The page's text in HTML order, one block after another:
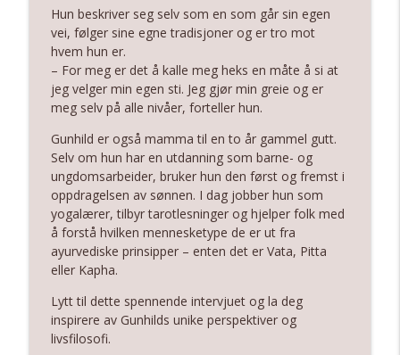
Love, Joy & Heartset Podcast
Hari Priya – A Journey Back to Her Roots
Love, Joy & Heartset Podcast info_outline
Michelle Iren Stupski – Connecting to
Your Soul Purpose
Love, Joy & Heartset Podcast
Michelle Karen – A Spiritual Journey
Across the Globe
Love, Joy & Heartset Podcast
info_outline
Hun beskriver seg selv som en som går sin egen
vei, følger sine egne tradisjoner og er tro mot
hvem hun er.
– For meg er det å kalle meg heks en måte å si at
jeg velger min egen sti. Jeg gjør min greie og er
meg selv på alle nivåer, forteller hun.
Gunhild er også mamma til en to år gammel gutt.
Selv om hun har en utdanning som barne- og
ungdomsarbeider, bruker hun den først og fremst i
oppdragelsen av sønnen. I dag jobber hun som
yogalærer, tilbyr tarotlesninger og hjelper folk med
å forstå hvilken mennesketype de er ut fra
ayurvediske prinsipper – enten det er Vata, Pitta
eller Kapha.
Lytt til dette spennende intervjuet og la deg
inspirere av Gunhilds unike perspektiver og
livsfilosofi.